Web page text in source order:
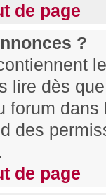
de page
?
lire dès
forum
des
de page